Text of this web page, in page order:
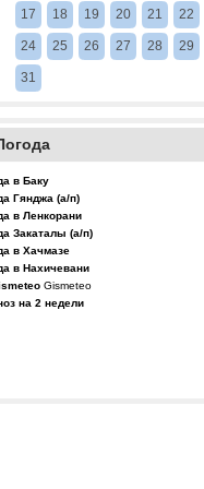
17 18 19 20 21 22
24 25 26 27 28 29
31
в Баку
Гянджа (а/п)
в Ленкорани
Закаталы (а/п)
в Хачмазе
в Нахичевани
Gismeteo
на 2 недели